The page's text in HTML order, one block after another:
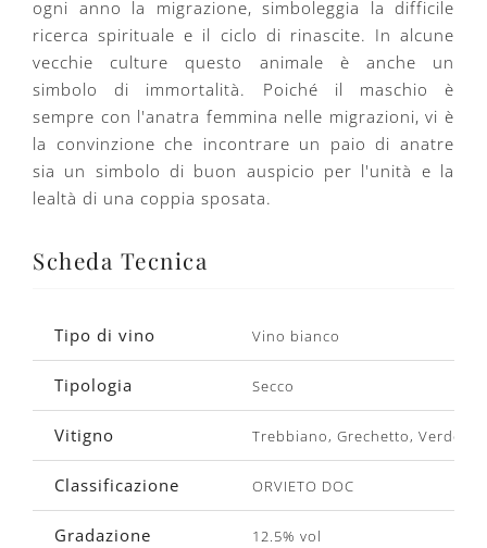
ogni anno la migrazione, simboleggia la difficile
ricerca spirituale e il ciclo di rinascite. In alcune
vecchie culture questo animale è anche un
simbolo di immortalità. Poiché il maschio è
sempre con l'anatra femmina nelle migrazioni, vi è
la convinzione che incontrare un paio di anatre
sia un simbolo di buon auspicio per l'unità e la
lealtà di una coppia sposata.
Scheda Tecnica
Tipo di vino Vino bianco
Tipologia Secco
Vitigno Trebbiano, Grechetto,
Classificazione ORVIETO DOC
Gradazione 12.5% vol